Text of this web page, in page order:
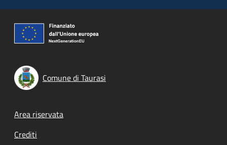
Comune di Taurasi
Footer menu
Area riservata
Crediti